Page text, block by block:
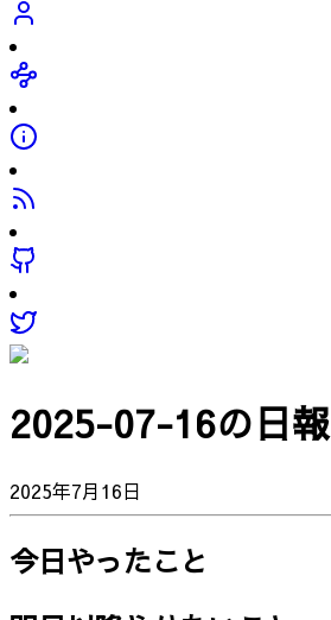
2025-07-16の日報
2025年7月16日
今日やったこと